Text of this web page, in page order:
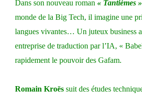
Dans son nouveau roman « Tantièmes »
monde de la Big Tech, il imagine une
langues vivantes… Un juteux business
entreprise de traduction par l’IA, «
rapidement le pouvoir des Gafam.
Romain Kroës suit des études